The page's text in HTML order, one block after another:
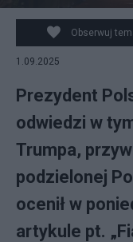
na zdjęciu:
marszałek Sejmu
Tusk (C) podczas
Obrońców
bm. Jednym z
Obserwuj
1.09.2025
Prezydent
odwiedzi w
Trumpa,
podzielonej
ocenił w
artykule pt.